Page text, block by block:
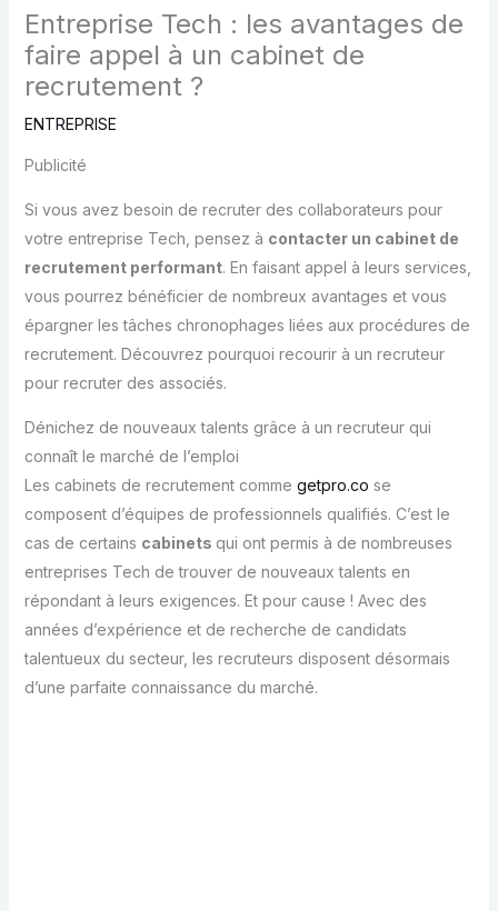
Entreprise Tech : les avantages de
faire appel à un cabinet de
recrutement ?
ENTREPRISE
Publicité
Si vous avez besoin de recruter des collaborateurs pour
votre entreprise Tech, pensez à contacter un cabinet de
recrutement performant. En faisant appel à leurs services,
vous pourrez bénéficier de nombreux avantages et vous
épargner les tâches chronophages liées aux procédures de
recrutement. Découvrez pourquoi recourir à un recruteur
pour recruter des associés.
Dénichez de nouveaux talents grâce à un recruteur qui
connaît le marché de l’emploi
Les cabinets de recrutement comme getpro.co se
composent d’équipes de professionnels qualifiés. C’est le
cas de certains cabinets qui ont permis à de nombreuses
entreprises Tech de trouver de nouveaux talents en
répondant à leurs exigences. Et pour cause ! Avec des
années d’expérience et de recherche de candidats
talentueux du secteur, les recruteurs disposent désormais
d’une parfaite connaissance du marché.